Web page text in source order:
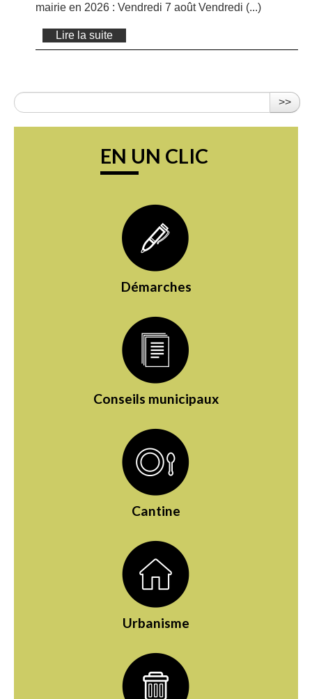
mairie en 2026 : Vendredi 7 août Vendredi (...)
Lire la suite
>>
EN UN CLIC
Démarches
Conseils municipaux
Cantine
Urbanisme